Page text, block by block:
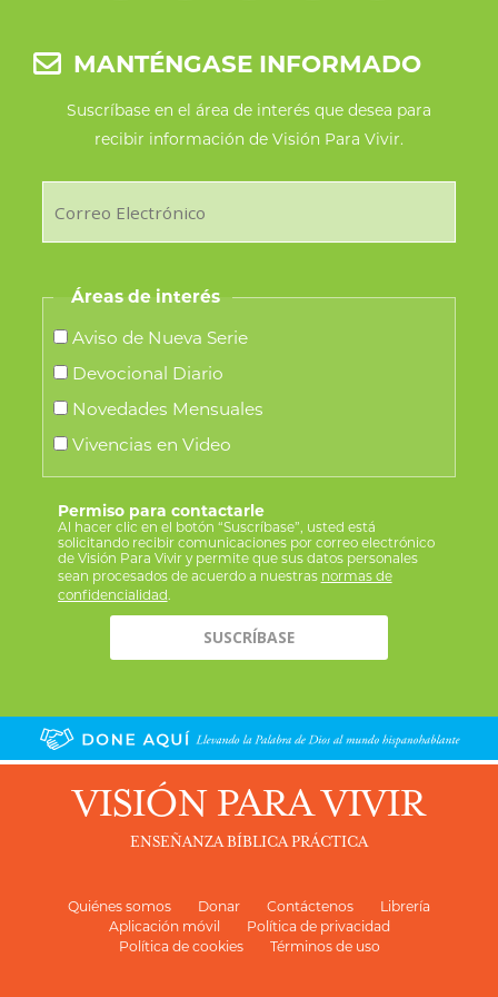
página
de
producto
MANTÉNGASE INFORMADO
Suscríbase en el área de interés que desea para
recibir información de Visión Para Vivir.
Áreas de interés
Aviso de Nueva Serie
Devocional Diario
Novedades Mensuales
Vivencias en Video
Permiso para contactarle
Al hacer clic en el botón “Suscríbase”, usted está
solicitando recibir comunicaciones por correo electrónico
de Visión Para Vivir y permite que sus datos personales
sean procesados de acuerdo a nuestras normas de
confidencialidad.
VISIÓN PARA VIVIR
ENSEÑANZA BÍBLICA PRÁCTICA
Quiénes somos Donar Contáctenos
Librería
Aplicación móvil
Política de privacidad
Política de cookies
Términos de uso